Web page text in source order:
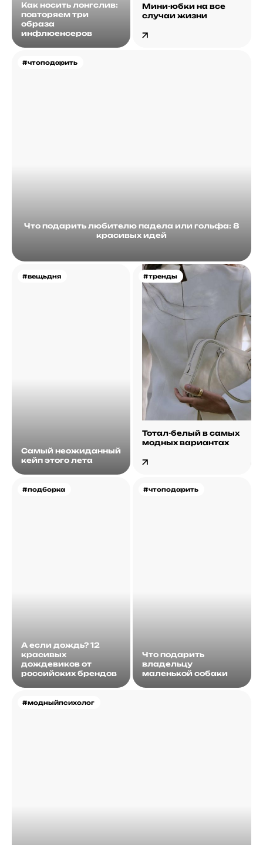
Как носить лонгслив:
повторяем три
образа
инфлюенсеров
#чтоподарить
Что подарить любителю падела или гольфа: 8
красивых идей
Мини-юбки на все
случаи жизни
#вещьдня
Самый неожиданный
кейп этого лета
#тренды
Тотал-белый в самых
модных вариантах
#подборка
А если дождь? 12
красивых
дождевиков от
российских брендов
#модныйпсихолог
#чтоподарить
Что подарить
владельцу
маленькой собаки